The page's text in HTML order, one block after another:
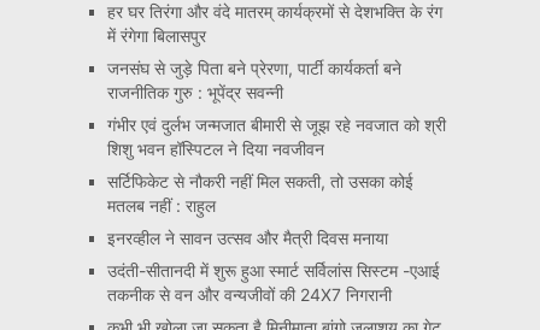
हर घर तिरंगा और वंदे मातरम् कार्यक्रमों से देशभक्ति के रंग
में रंगेगा बिलासपुर
जनसंघ से जुड़े पिता बने प्रेरणा, पार्टी कार्यकर्ता बने
राजनीतिक गुरु : भूपेंद्र सवन्नी
गंभीर एवं दुर्लभ जन्मजात बीमारी से जूझ रहे नवजात को श्री
शिशु भवन हॉस्पिटल ने दिया नवजीवन
सर्टिफिकेट से नौकरी नहीं मिल सकती, तो उसका कोई
मतलब नहीं : राहुल
इनरव्हील ने सावन उत्सव और मैत्री दिवस मनाया
उदंती-सीतानदी में शुरू हुआ स्मार्ट सर्विलांस सिस्टम -एआई
तकनीक से वन और वन्यजीवों की 24X7 निगरानी